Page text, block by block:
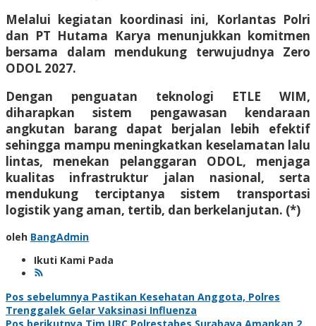
Melalui kegiatan koordinasi ini, Korlantas Polri
dan PT Hutama Karya menunjukkan komitmen
bersama dalam mendukung terwujudnya Zero
ODOL 2027.
Dengan penguatan teknologi ETLE WIM,
diharapkan sistem pengawasan kendaraan
angkutan barang dapat berjalan lebih efektif
sehingga mampu meningkatkan keselamatan lalu
lintas, menekan pelanggaran ODOL, menjaga
kualitas infrastruktur jalan nasional, serta
mendukung terciptanya sistem transportasi
logistik yang aman, tertib, dan berkelanjutan. (*)
oleh BangAdmin
Ikuti Kami Pada
Navigasi
Pos sebelumnya Pastikan Kesehatan Anggota, Polres
Trenggalek Gelar Vaksinasi Influenza